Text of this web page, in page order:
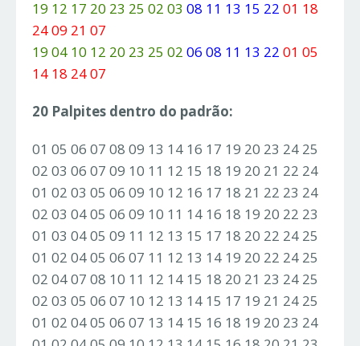
19 12 17 20 23 25 02 03 08 11 13 15 22 01 18
24 09 21 07
19 04 10 12 20 23 25 02 06 08 11 13 22 01 05
14 18 24 07
20 Palpites dentro do padrão:
01 05 06 07 08 09 13 14 16 17 19 20 23 24 25
02 03 06 07 09 10 11 12 15 18 19 20 21 22 24
01 02 03 05 06 09 10 12 16 17 18 21 22 23 24
02 03 04 05 06 09 10 11 14 16 18 19 20 22 23
01 03 04 05 09 11 12 13 15 17 18 20 22 24 25
01 02 04 05 06 07 11 12 13 14 19 20 22 24 25
02 04 07 08 10 11 12 14 15 18 20 21 23 24 25
02 03 05 06 07 10 12 13 14 15 17 19 21 24 25
01 02 04 05 06 07 13 14 15 16 18 19 20 23 24